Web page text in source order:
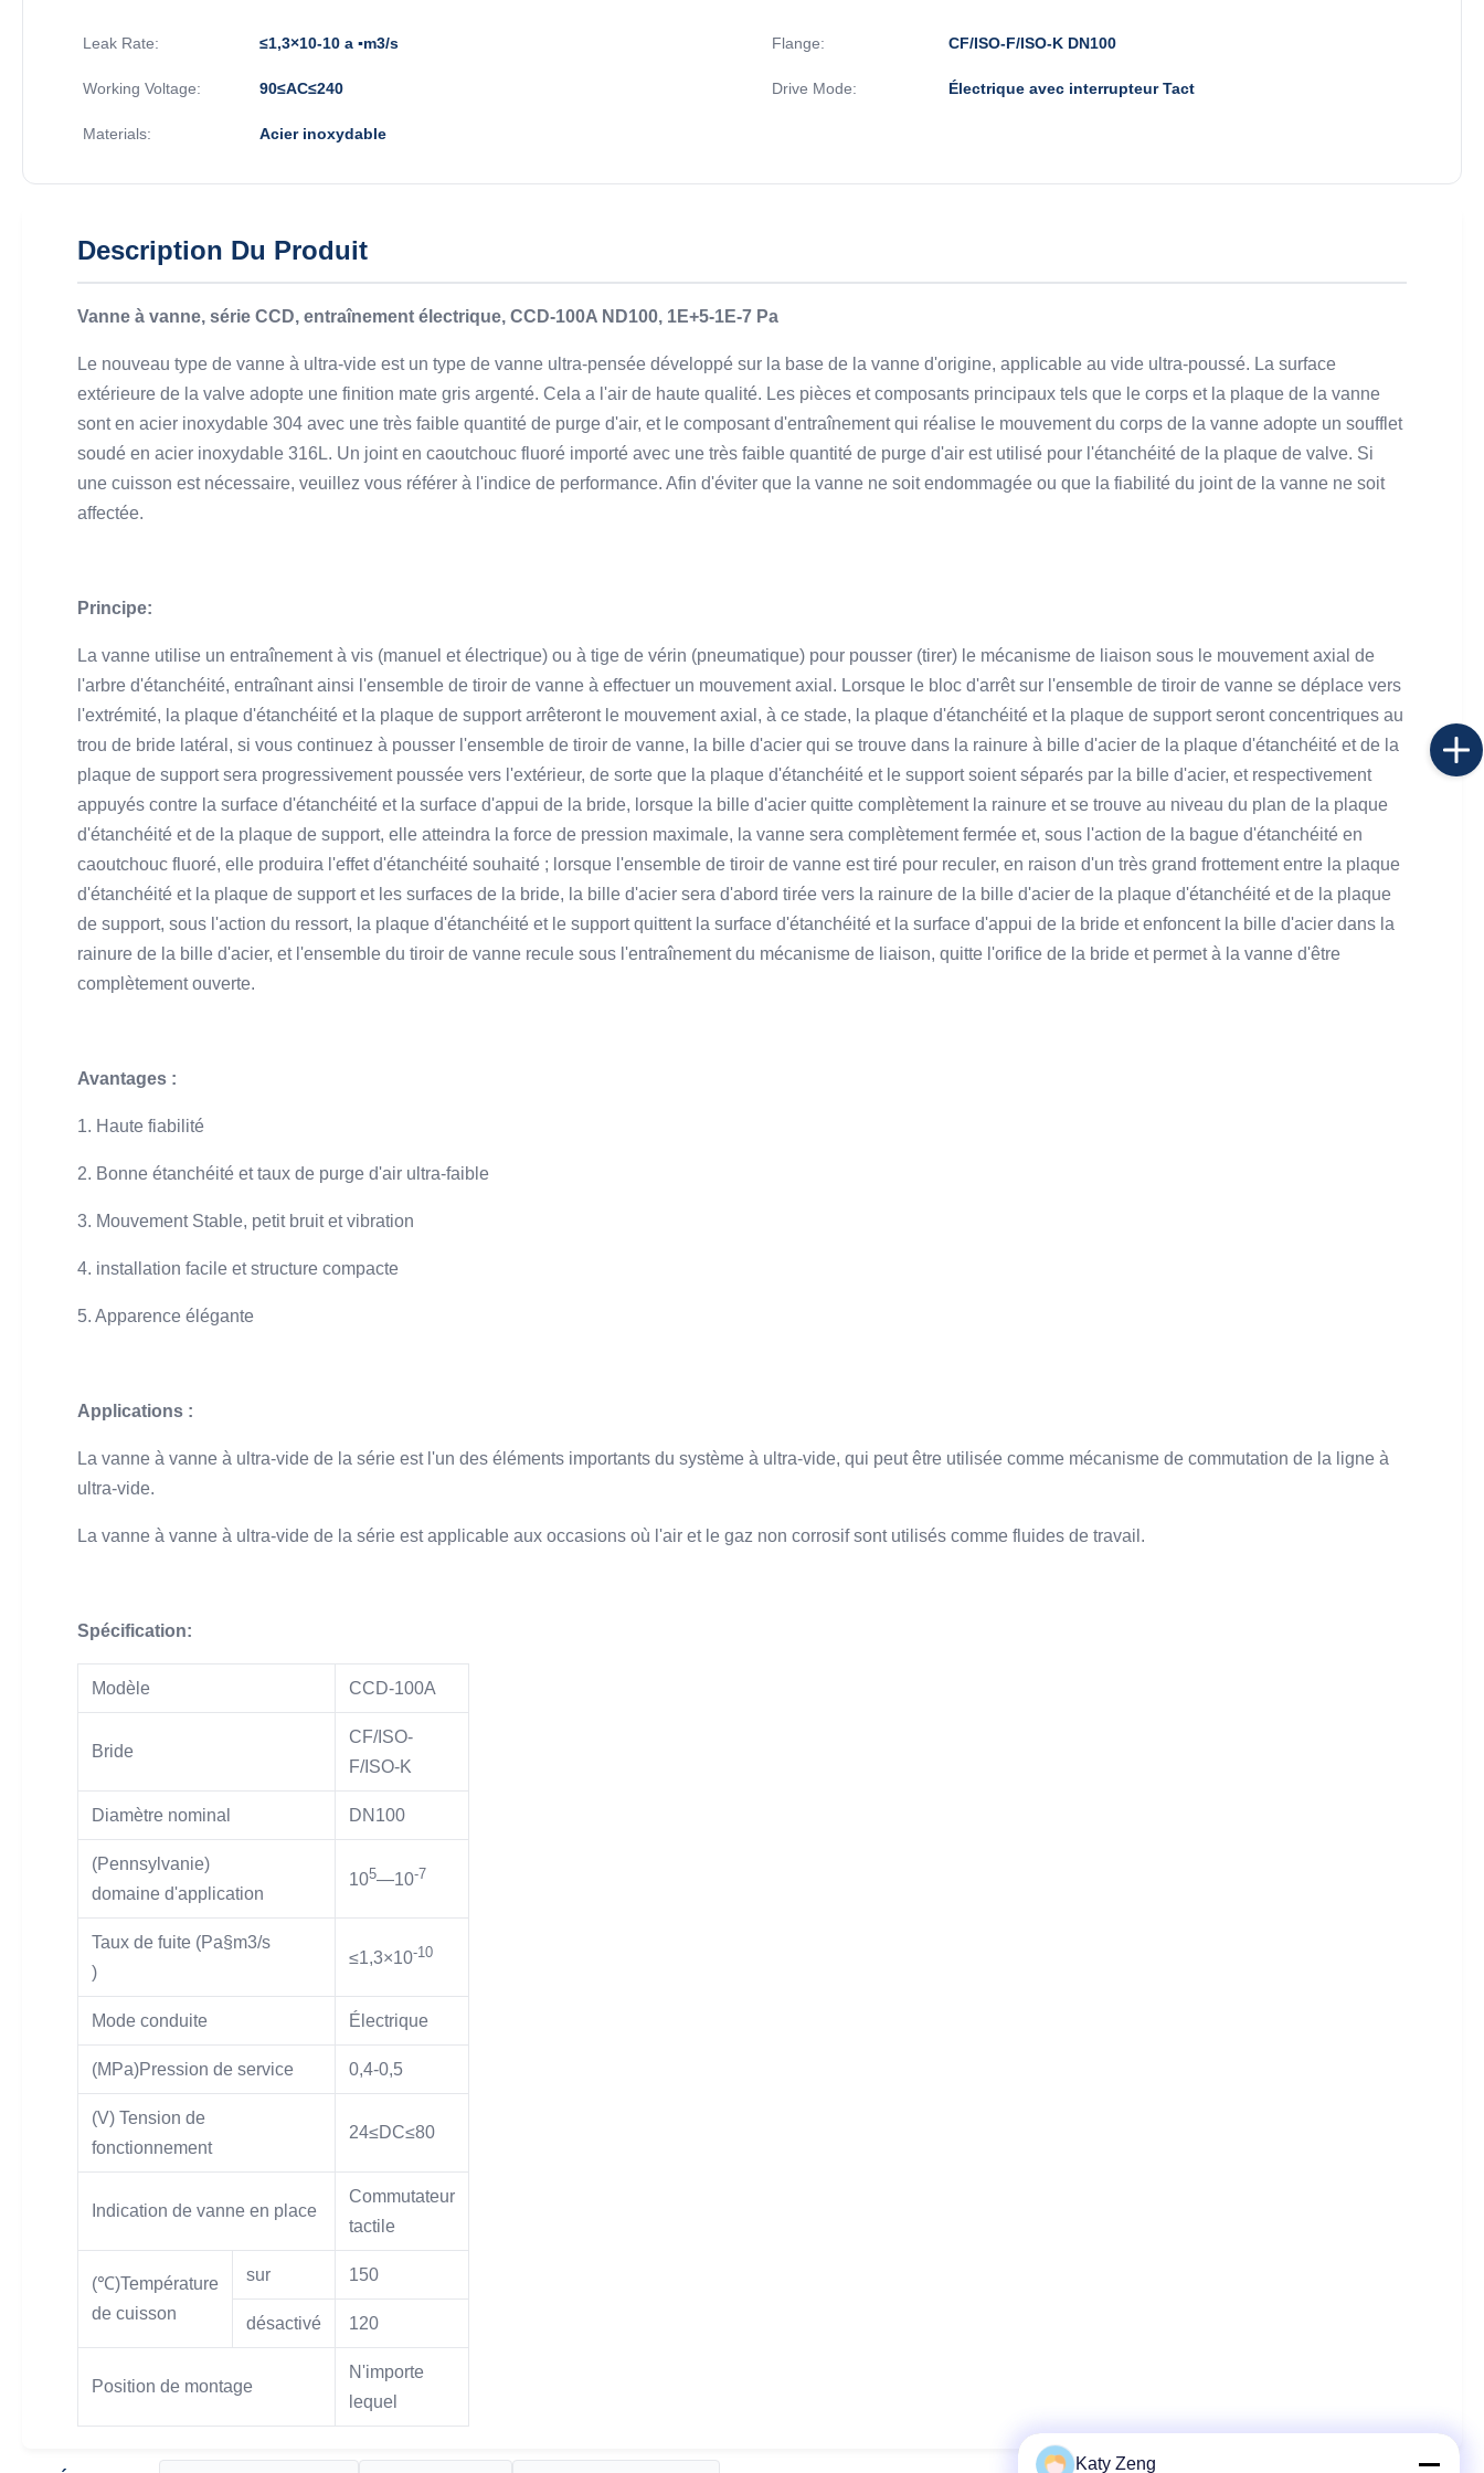
Leak Rate: ≤1,3×10-10 a ▪m3/s Flange: CF/ISO-F/ISO-K DN100
Working Voltage: 90≤AC≤240 Drive Mode: Électrique avec interrupteur Tact
Materials: Acier inoxydable
Description Du Produit
Vanne à vanne, série CCD, entraînement électrique, CCD-100A ND100, 1E+5-1E-7 Pa
Le nouveau type de vanne à ultra-vide est un type de vanne ultra-pensée développé sur la base de la vanne d'origine, applicable au vide ultra-poussé. La surface
extérieure de la valve adopte une finition mate gris argenté. Cela a l'air de haute qualité. Les pièces et composants principaux tels que le corps et la plaque de la vanne
sont en acier inoxydable 304 avec une très faible quantité de purge d'air, et le composant d'entraînement qui réalise le mouvement du corps de la vanne adopte un soufflet
soudé en acier inoxydable 316L. Un joint en caoutchouc fluoré importé avec une très faible quantité de purge d'air est utilisé pour l'étanchéité de la plaque de valve. Si
une cuisson est nécessaire, veuillez vous référer à l'indice de performance. Afin d'éviter que la vanne ne soit endommagée ou que la fiabilité du joint de la vanne ne soit
affectée.
Principe:
La vanne utilise un entraînement à vis (manuel et électrique) ou à tige de vérin (pneumatique) pour pousser (tirer) le mécanisme de liaison sous le mouvement axial de
l'arbre d'étanchéité, entraînant ainsi l'ensemble de tiroir de vanne à effectuer un mouvement axial. Lorsque le bloc d'arrêt sur l'ensemble de tiroir de vanne se déplace vers
l'extrémité, la plaque d'étanchéité et la plaque de support arrêteront le mouvement axial, à ce stade, la plaque d'étanchéité et la plaque de support seront concentriques au
trou de bride latéral, si vous continuez à pousser l'ensemble de tiroir de vanne, la bille d'acier qui se trouve dans la rainure à bille d'acier de la plaque d'étanchéité et de la
plaque de support sera progressivement poussée vers l'extérieur, de sorte que la plaque d'étanchéité et le support soient séparés par la bille d'acier, et respectivement
appuyés contre la surface d'étanchéité et la surface d'appui de la bride, lorsque la bille d'acier quitte complètement la rainure et se trouve au niveau du plan de la plaque
d'étanchéité et de la plaque de support, elle atteindra la force de pression maximale, la vanne sera complètement fermée et, sous l'action de la bague d'étanchéité en
caoutchouc fluoré, elle produira l'effet d'étanchéité souhaité ; lorsque l'ensemble de tiroir de vanne est tiré pour reculer, en raison d'un très grand frottement entre la plaque
d'étanchéité et la plaque de support et les surfaces de la bride, la bille d'acier sera d'abord tirée vers la rainure de la bille d'acier de la plaque d'étanchéité et de la plaque
de support, sous l'action du ressort, la plaque d'étanchéité et le support quittent la surface d'étanchéité et la surface d'appui de la bride et enfoncent la bille d'acier dans la
rainure de la bille d'acier, et l'ensemble du tiroir de vanne recule sous l'entraînement du mécanisme de liaison, quitte l'orifice de la bride et permet à la vanne d'être
complètement ouverte.
Avantages :
1. Haute fiabilité
2. Bonne étanchéité et taux de purge d'air ultra-faible
3. Mouvement Stable, petit bruit et vibration
4. installation facile et structure compacte
5. Apparence élégante
Applications :
La vanne à vanne à ultra-vide de la série est l'un des éléments importants du système à ultra-vide, qui peut être utilisée comme mécanisme de commutation de la ligne à
ultra-vide.
La vanne à vanne à ultra-vide de la série est applicable aux occasions où l'air et le gaz non corrosif sont utilisés comme fluides de travail.
Spécification:
Modèle CCD-100A
Bride
CF/ISO-
F/ISO-K
Diamètre nominal DN100
(Pennsylvanie)
domaine d'application
105—10-7
Taux de fuite (Pa§m3/s
)
≤1,3×10-10
Mode conduite Électrique
(MPa)Pression de service 0,4-0,5
(V) Tension de
fonctionnement
24≤DC≤80
Indication de vanne en place
Commutateur
tactile
(℃)Température
de cuisson
sur 150
désactivé 120
Position de montage
N'importe
lequel
Katy Zeng